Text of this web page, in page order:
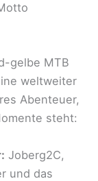
gelbe MTB
weltweiter
Abenteuer,
steht:
Joberg2C,
und das